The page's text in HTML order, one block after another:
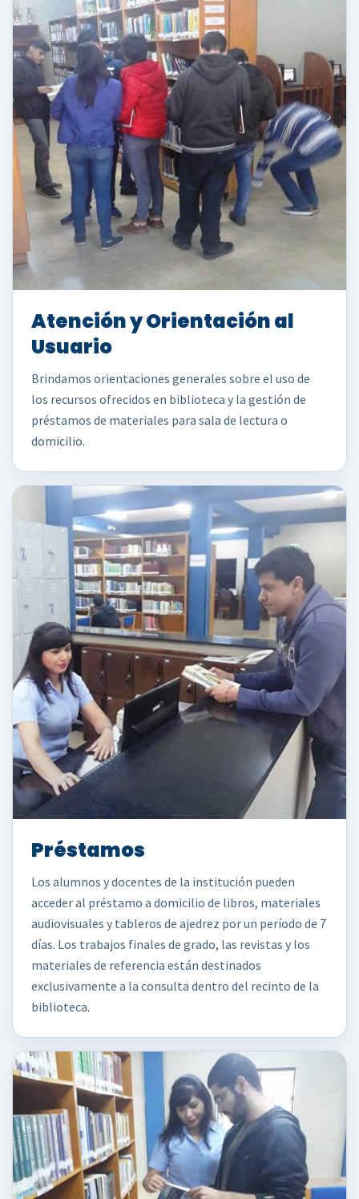
Atención y Orientación al
Usuario
Brindamos orientaciones generales sobre el uso de
los recursos ofrecidos en biblioteca y la gestión de
préstamos de materiales para sala de lectura o
domicilio.
Préstamos
Los alumnos y docentes de la institución pueden
acceder al préstamo a domicilio de libros, materiales
audiovisuales y tableros de ajedrez por un período de 7
días. Los trabajos finales de grado, las revistas y los
materiales de referencia están destinados
exclusivamente a la consulta dentro del recinto de la
biblioteca.